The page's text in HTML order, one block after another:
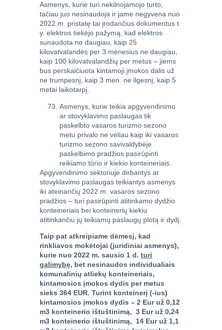
Asmenys, kurie turi nekilnojamojo turto,
tačiau juo nesinaudoja ir jame negyvena nuo
2022 m. pristatę tai įrodančius dokumentus t.
y. elektros tiekėjo pažymą, kad elektros
sunaudota ne daugiau, kaip 25
kilovatvalandės per 3 mėnesius ne daugiau,
kaip 100 kilovatvalandžių per metus – jiems
bus perskaičiuota kintamoji įmokos dalis už
ne trumpesnį, kaip 3 mėn. ne ilgesnį, kaip 5
metai laikotarpį.
Asmenys, kurie teikia apgyvendinimo
ar stovyklavimo paslaugas tik
paskelbto vasaros turizmo sezono
metu privalo ne vėliau kaip iki vasaros
turizmo sezono savivaldybėje
paskelbimo pradžios pasirūpinti
reikiamo tūrio ir kiekio konteineriais.
Apgyvendinimo sektoriuje dirbantys ar
stovyklavimo paslaugas teikiantys asmenys
iki ateinančių 2022 m. vasaros sezono
pradžios – turi pasirūpinti atitinkamo dydžio
konteineriais bei konteinerių kiekiu
atitinkančiu jų teikiamų paslaugų plotą ir dydį.
Taip pat atkreipiame dėmesį, kad
rinkliavos mokėtojai (juridiniai asmenys),
kurie nuo 2022 m. sausio 1 d. turi
galimybę, bet nesinaudos individualiais
komunalinių atliekų konteineriais,
kintamosios įmokos dydis per metus
sieks 364 EUR. Turint konteinerį (-ius)
kintamosios įmokos dydis – 2 Eur už 0,12
m3 konteinerio ištuštinimą, 3 Eur už 0,24
m3 konteinerio ištuštinimą, 14 Eur už 1,1